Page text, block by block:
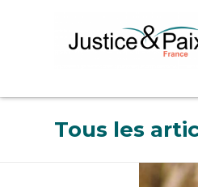
Tous les